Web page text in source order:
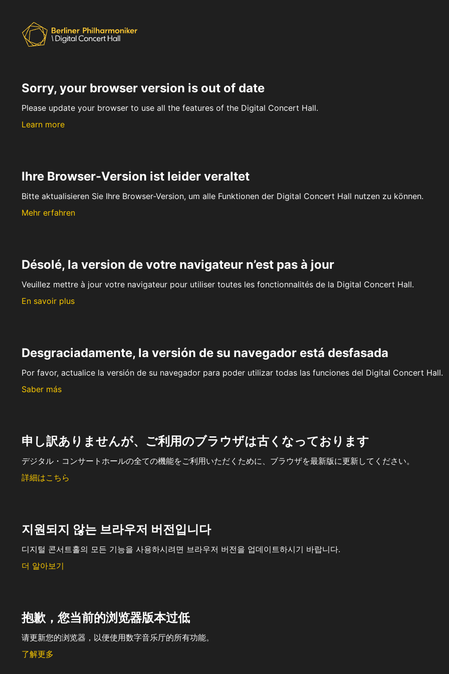
Sorry, your browser version is out of date
Please update your browser to use all the features of the Digital Concert Hall.
Learn more
Ihre Browser-Version ist leider veraltet
Bitte aktualisieren Sie Ihre Browser-Version, um alle Funktionen der Digital Concert Hall nutzen zu können.
Mehr erfahren
Désolé, la version de votre navigateur n’est pas à jour
Veuillez mettre à jour votre navigateur pour utiliser toutes les fonctionnalités de la Digital Concert Hall.
En savoir plus
Desgraciadamente, la versión de su navegador está desfasada
Por favor, actualice la versión de su navegador para poder utilizar todas las funciones del Digital Concert Hall.
Saber más
申し訳ありませんが、ご利用のブラウザは古くなっております
デジタル・コンサートホールの全ての機能をご利用いただくために、ブラウザを最新版に更新してください。
詳細はこちら
지원되지 않는 브라우저 버전입니다
디지털 콘서트홀의 모든 기능을 사용하시려면 브라우저 버전을 업데이트하시기 바랍니다.
더 알아보기
抱歉，您当前的浏览器版本过低
请更新您的浏览器，以便使用数字音乐厅的所有功能。
了解更多